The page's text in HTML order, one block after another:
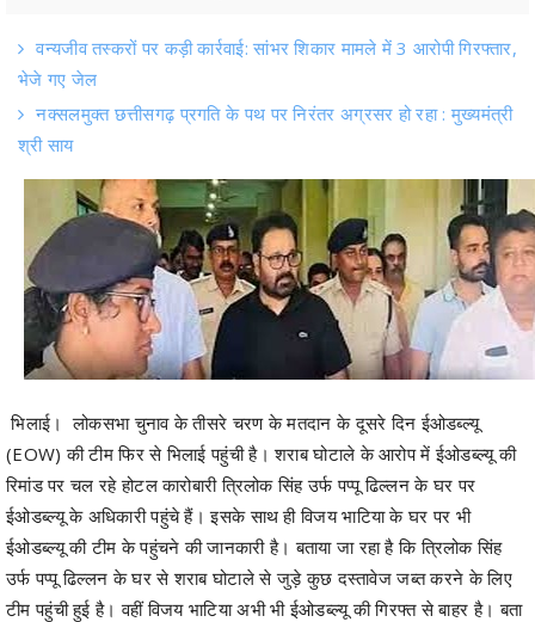
वन्यजीव तस्करों पर कड़ी कार्रवाई: सांभर शिकार मामले में 3 आरोपी गिरफ्तार,
भेजे गए जेल
नक्सलमुक्त छत्तीसगढ़ प्रगति के पथ पर निरंतर अग्रसर हो रहा : मुख्यमंत्री
श्री साय
भिलाई। लोकसभा चुनाव के तीसरे चरण के मतदान के दूसरे दिन ईओडब्ल्यू
(EOW) की टीम फिर से भिलाई पहुंची है। शराब घोटाले के आरोप में ईओडब्ल्यू की
रिमांड पर चल रहे होटल कारोबारी त्रिलोक सिंह उर्फ पप्पू ढिल्लन के घर पर
ईओडब्ल्यू के अधिकारी पहुंचे हैं। इसके साथ ही विजय भाटिया के घर पर भी
ईओडब्ल्यू की टीम के पहुंचने की जानकारी है। बताया जा रहा है कि त्रिलोक सिंह
उर्फ पप्पू ढिल्लन के घर से शराब घोटाले से जुड़े कुछ दस्तावेज जब्त करने के लिए
टीम पहुंची हुई है। वहीं विजय भाटिया अभी भी ईओडब्ल्यू की गिरफ्त से बाहर है। बता